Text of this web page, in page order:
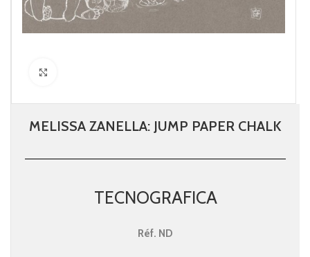
MELISSA ZANELLA: JUMP PAPER CHALK
TECNOGRAFICA
Réf. ND